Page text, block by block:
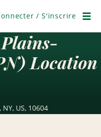
/ S'inscrire
Location
US, 10604